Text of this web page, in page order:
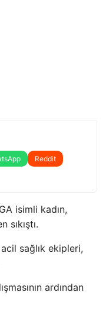
Reddit
isimli kadın,
sıkıştı.
sağlık ekipleri,
ardından